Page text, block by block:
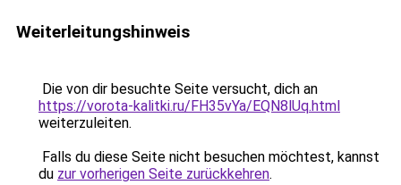
Weiterleitungshinweis
Die von dir besuchte Seite versucht, dich an
https://vorota-kalitki.ru/FH35vYa/EQN8lUq.html
weiterzuleiten.
Falls du diese Seite nicht besuchen möchtest, kannst
du zur vorherigen Seite zurückkehren.